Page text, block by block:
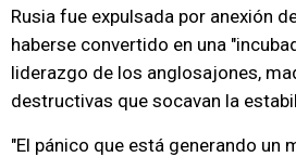
Rusia fue expulsada por anexión
haberse convertido en una
liderazgo de los anglosajones,
destructivas que socavan la
"El pánico que está generando un